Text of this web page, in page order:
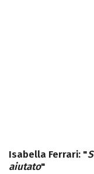
Isabella Ferrari: "
aiutato"